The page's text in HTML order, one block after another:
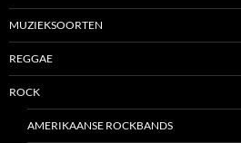
MUZIEKSOORTEN
REGGAE
ROCK
AMERIKAANSE ROCKBANDS